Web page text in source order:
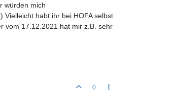
würden mich
habt ihr bei HOFA selbst
vom 17.12.2021 hat mir z.B. sehr
0